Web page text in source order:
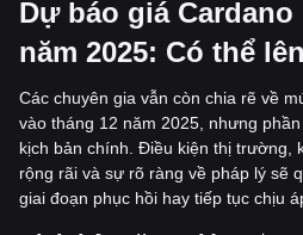
Dự báo giá Cardano
năm 2025: Có thể
Các chuyên gia vẫn còn chia rẽ về
vào tháng 12 năm 2025, nhưng
kịch bản chính. Điều kiện thị trường,
rộng rãi và sự rõ ràng về pháp lý sẽ
giai đoạn phục hồi hay tiếp tục chịu